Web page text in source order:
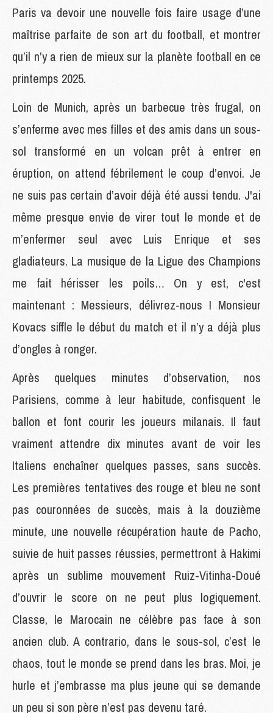
Paris va devoir une nouvelle fois faire usage d’une
maîtrise parfaite de son art du football, et montrer
qu’il n’y a rien de mieux sur la planète football en ce
printemps 2025.
Loin de Munich, après un barbecue très frugal, on
s’enferme avec mes filles et des amis dans un sous-
sol transformé en un volcan prêt à entrer en
éruption, on attend fébrilement le coup d’envoi. Je
ne suis pas certain d’avoir déjà été aussi tendu. J'ai
même presque envie de virer tout le monde et de
m’enfermer seul avec Luis Enrique et ses
gladiateurs. La musique de la Ligue des Champions
me fait hérisser les poils… On y est, c'est
maintenant : Messieurs, délivrez-nous ! Monsieur
Kovacs siffle le début du match et il n’y a déjà plus
d’ongles à ronger.
Après quelques minutes d’observation, nos
Parisiens, comme à leur habitude, confisquent le
ballon et font courir les joueurs milanais. Il faut
vraiment attendre dix minutes avant de voir les
Italiens enchaîner quelques passes, sans succès.
Les premières tentatives des rouge et bleu ne sont
pas couronnées de succès, mais à la douzième
minute, une nouvelle récupération haute de Pacho,
suivie de huit passes réussies, permettront à Hakimi
après un sublime mouvement Ruiz-Vitinha-Doué
d’ouvrir le score on ne peut plus logiquement.
Classe, le Marocain ne célèbre pas face à son
ancien club. A contrario, dans le sous-sol, c’est le
chaos, tout le monde se prend dans les bras. Moi, je
hurle et j’embrasse ma plus jeune qui se demande
un peu si son père n’est pas devenu taré.